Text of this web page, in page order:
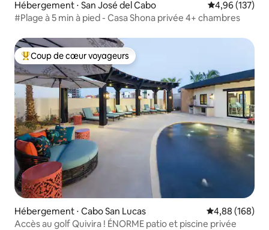
Hébergement ⋅ San José del Cabo Évaluation
4,96 (137)
#Plage à 5 min à pied - Casa Shona privée 4+ chambres
Coups de cœur voyageurs les plus appréciés
Coup de cœur voyageurs
Hébergement ⋅ Cabo San Lucas Évaluation
4,88 (168)
Accès au golf Quivira ! ÉNORME patio et piscine privée